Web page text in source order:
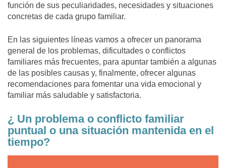
función de sus peculiaridades, necesidades y situaciones
concretas de cada grupo familiar.
En las siguientes líneas vamos a ofrecer un panorama
general de los problemas, dificultades o conflictos
familiares más frecuentes, para apuntar también a algunas
de las posibles causas y, finalmente, ofrecer algunas
recomendaciones para fomentar una vida emocional y
familiar más saludable y satisfactoria.
¿ Un problema o conflicto familiar
puntual o una situación mantenida en el
tiempo?